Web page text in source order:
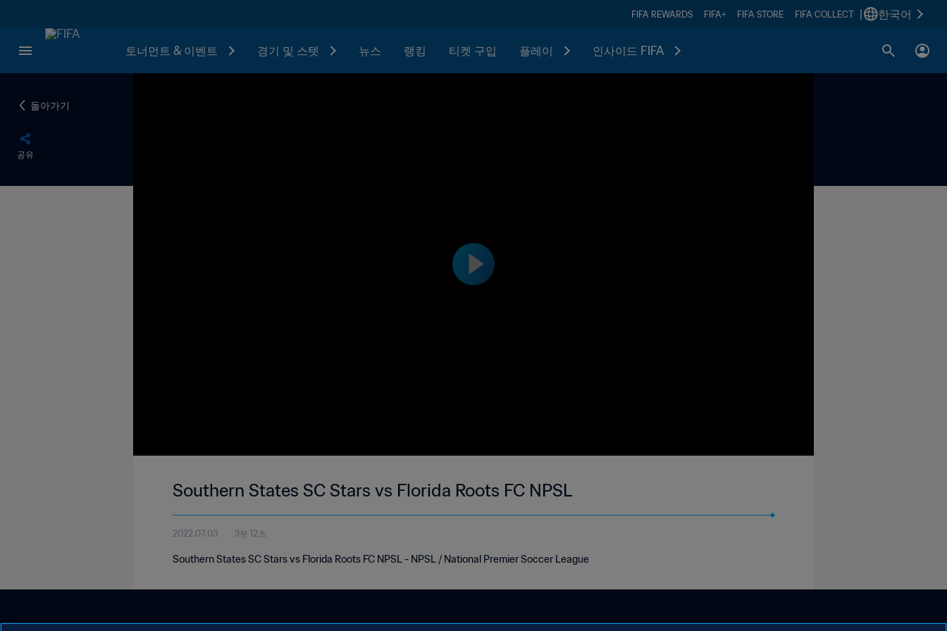
FIFA REWARDS FIFA+ FIFA STORE FIFA COLLECT 한국어
토너먼트 & 이벤트 경기 및 스텟 뉴스 랭킹 티켓 구입 플레이 인사이드 FIFA
돌아가기
공유
Southern States SC Stars vs Florida Roots FC NPSL
2022.07.03 3분 12초
Southern States SC Stars vs Florida Roots FC NPSL - NPSL / National Premier Soccer League